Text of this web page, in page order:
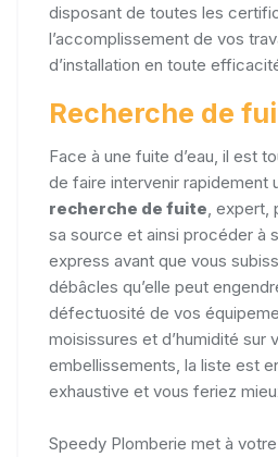
disposant de toutes les
l’accomplissement de vos
d’installation en toute
Recherche de
Face à une fuite d’eau, il est
de faire intervenir rapidement
recherche de fuite ,
sa source et ainsi procéder à
express avant que vous
débâcles qu’elle peut
défectuosité de vos
moisissures et d’humidité sur
embellissements, la liste est
exhaustive et vous feriez
Speedy Plomberie met à